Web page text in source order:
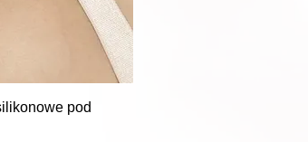
Podgląd
pod